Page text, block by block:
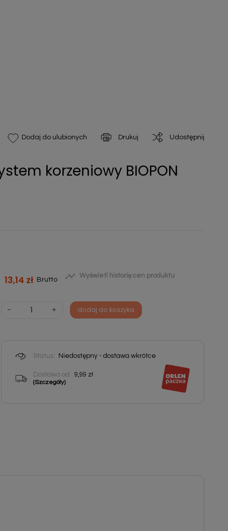
Dodaj do ulubionych Drukuj Udostępnij
korzeniowy BIOPON
13,14 zł Brutto  Wyświetl historię cen produktu
- + dodaj do koszyka
Status: Niedostępny - dostawa wkrótce
Dostawa od: 9,99 zł
(Szczegóły)